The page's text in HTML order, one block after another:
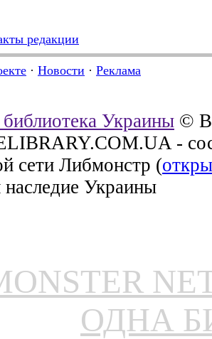
редакции
· Новости · Реклама
Украины ©
-
сети Либмонстр (
наследие Украины
ОДНА